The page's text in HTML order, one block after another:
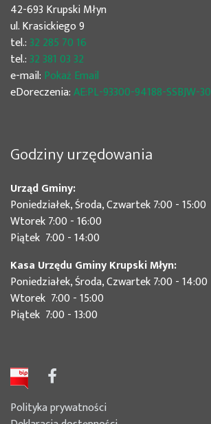
42-693 Krupski Młyn
ul. Krasickiego 9
tel.:32 285 70 16
tel.:32 381 03 32
e-mail: Pokaż Email
eDoreczenia:AE:PL-93300-94188-SSBJW-30
Godziny urzędowania
Urząd Gminy:
Poniedziałek, Środa, Czwartek 7:00 - 15:00
Wtorek 7:00 - 16:00
Piątek 7:00 - 14:00
Kasa Urzędu Gminy Krupski Młyn:
Poniedziałek, Środa, Czwartek 7:00 - 14:00
Wtorek 7:00 - 15:00
Piątek 7:00 - 13:00
Polityka prywatności